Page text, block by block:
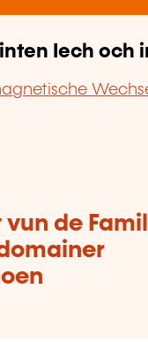
Iech och
vun de